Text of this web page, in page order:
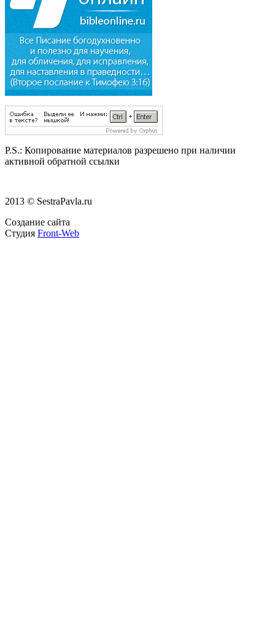
P.S.: Копирование материалов разрешено при наличии
активной обратной ссылки
2013 © SestraPavla.ru
Создание сайта
Студия Front-Web